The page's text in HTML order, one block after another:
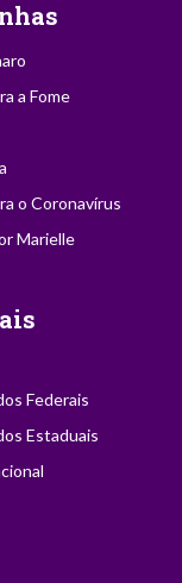
a Fome
o Coronavírus
Marielle
Federais
Estaduais